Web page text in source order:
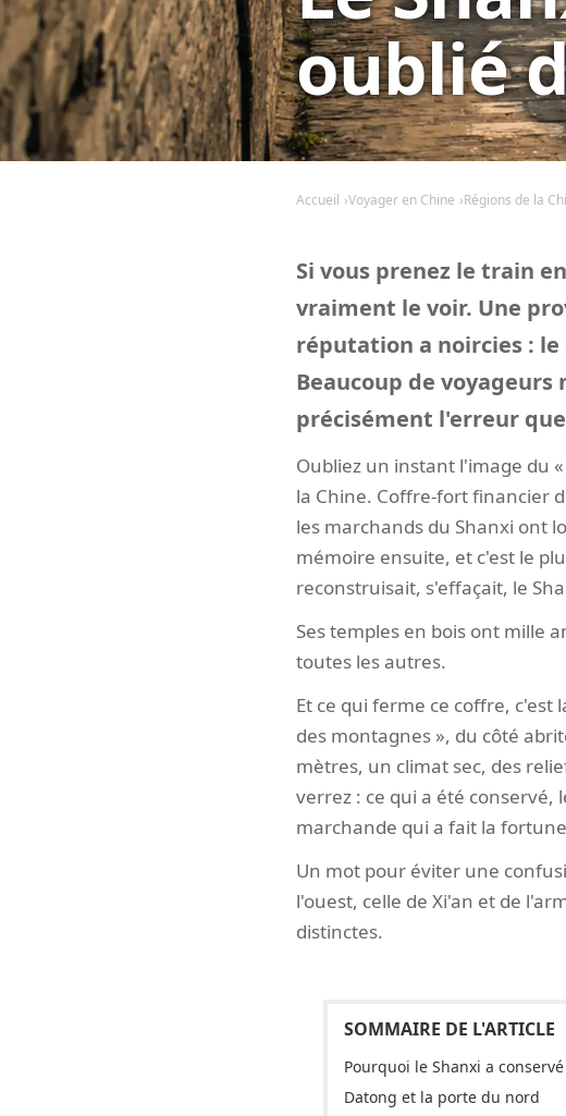
oublié
Accueil Voyager en Chine Régions de la
Si vous prenez le train
vraiment le voir. Une
réputation a noircies :
Beaucoup de
précisément l'erreur
Oubliez un instant l'image du
la Chine. Coffre-fort financier
les marchands du Shanxi ont
mémoire ensuite, et c'est le
reconstruisait, s'effaçait, le
Ses temples en bois ont mille
toutes les autres.
Et ce qui ferme ce coffre, c'est
des montagnes », du côté
mètres, un climat sec, des
verrez : ce qui a été
marchande qui a fait la
Un mot pour éviter une
l'ouest, celle de Xi'an et de
distinctes.
Pourquoi le Shanxi a
Datong et la porte du nord